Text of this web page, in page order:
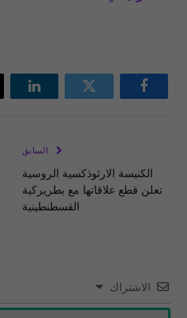
فيسبوك تويتر
السابق
الكنيسة الارثوذكسية الروسية
تعلن قطع علاقاتها مع بطريركية
القسطنطينية
الاشتراك